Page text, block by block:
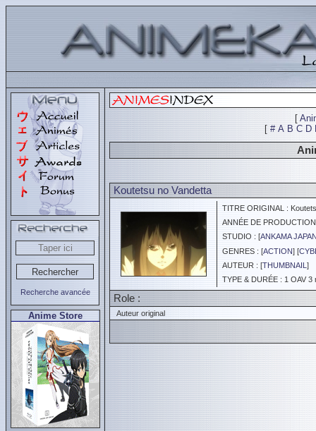
Recherche avancée
Anime Store
[
[ # A B C D
Koutetsu no Vandetta
TITRE ORIGINAL :
ANNÉE DE
STUDIO : [ANKAMA
GENRES : [ACTION] [
AUTEUR : [THUMBNAIL ]
TYPE & DURÉE : 1 OAV 3
Role :
Auteur original